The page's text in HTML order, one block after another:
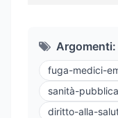
Argomenti:
fuga-medici-
sanità-
diritto-alla-